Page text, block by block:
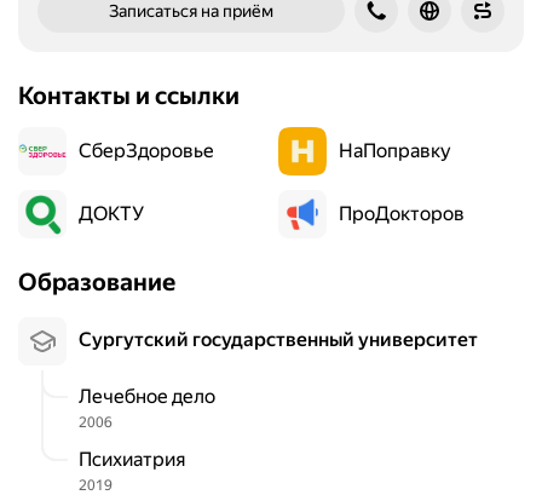
Записаться на приём
Контакты и ссылки
СберЗдоровье НаПоправку
ДОКТУ ПроДокторов
Образование
Сургутский государственный университет
Лечебное дело
2006
Психиатрия
2019